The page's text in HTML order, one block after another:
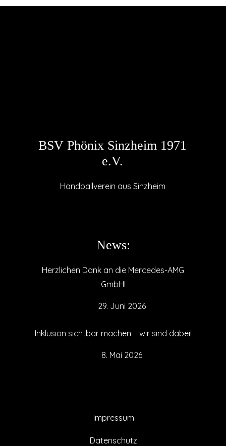
BSV Phönix Sinzheim 1971
e.V.
Handballverein aus Sinzheim
News:
Herzlichen Dank an die Mercedes-AMG
GmbH!
29. Juni 2026
Inklusion sichtbar machen – wir sind dabei!
8. Mai 2026
Impressum
Datenschutz